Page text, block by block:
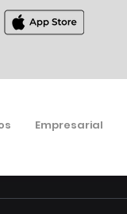
Empresarial